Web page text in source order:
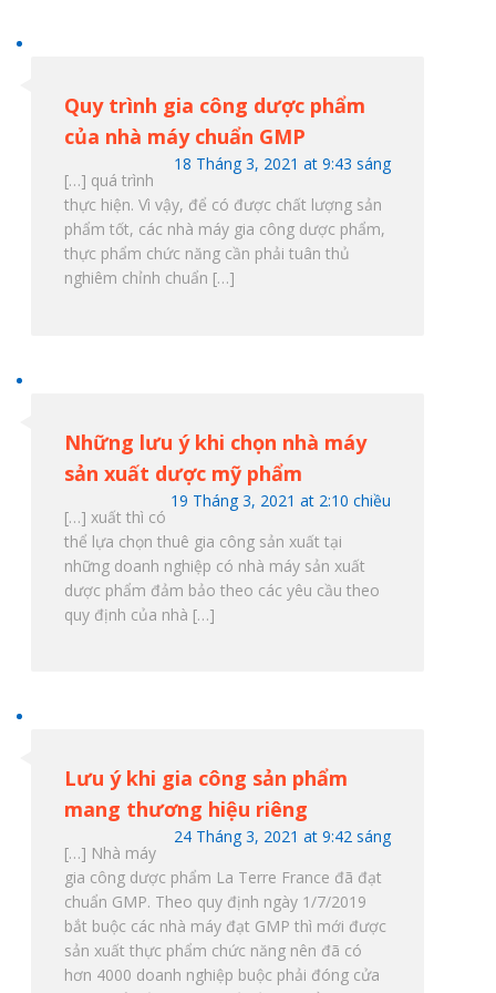
Quy trình gia công dược phẩm
của nhà máy chuẩn GMP
18 Tháng 3, 2021 at 9:43 sáng
[…] quá trình
thực hiện. Vì vậy, để có được chất lượng sản
phẩm tốt, các nhà máy gia công dược phẩm,
thực phẩm chức năng cần phải tuân thủ
nghiêm chỉnh chuẩn […]
Những lưu ý khi chọn nhà máy
sản xuất dược mỹ phẩm
19 Tháng 3, 2021 at 2:10 chiều
[…] xuất thì có
thể lựa chọn thuê gia công sản xuất tại
những doanh nghiệp có nhà máy sản xuất
dược phẩm đảm bảo theo các yêu cầu theo
quy định của nhà […]
Lưu ý khi gia công sản phẩm
mang thương hiệu riêng
24 Tháng 3, 2021 at 9:42 sáng
[…] Nhà máy
gia công dược phẩm La Terre France đã đạt
chuẩn GMP. Theo quy định ngày 1/7/2019
bắt buộc các nhà máy đạt GMP thì mới được
sản xuất thực phẩm chức năng nên đã có
hơn 4000 doanh nghiệp buộc phải đóng cửa